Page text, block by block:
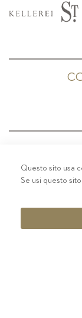
PRIVACY-
Questo sito usa
Se usi questo